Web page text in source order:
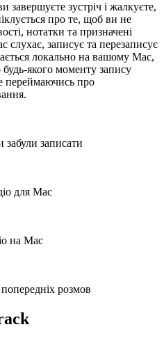
завершуєте зустріч і жалкуєте,
про те, щоб ви не
нотатки та призначені
слухає, записує та перезаписує
локально на вашому Mac,
якого моменту запису
переймаючись про
забули записати
для Mac
на Mac
розмов